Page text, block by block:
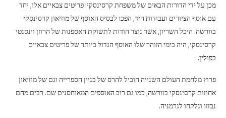
מכן על ידי הדורות הבאים של משפחת קרסינסקי. פריטים צבאיים אלו, יחד
עם אוסף הציורים ועבודות היד, הפכו לבסיס האוסף של מוזיאון קרסינסקי
בוורשה. היכל השריון, אשר נוצר הודות לתשוקת האספנות של הרוזן וינסנטי
קרסינסקי, היה בימי הזוהר שלו האוסף הגדול ביותר של פריטים צבאיים
בפולין.
פרוץ מלחמת העולם השנייה הוביל להרס של בניין הספרייה וגם של מוזיאון
אחוזות קרסינסקי בוורשה, כמו גם רוב האוספים המאוחסנים שם. רבים מהם
נבזזו ונלקחו לגרמניה.